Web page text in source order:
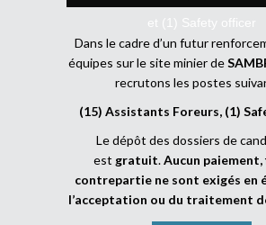
et (1) Safety officer
Dans le cadre d’un futur
équipes sur le site minier de
recrutons les postes
(15) Assistants Foreurs, (1)
Le dépôt des dossiers de
est gratuit.Aucun paiement,
contrepartie ne sont exigés en
l’acceptation ou du traitement